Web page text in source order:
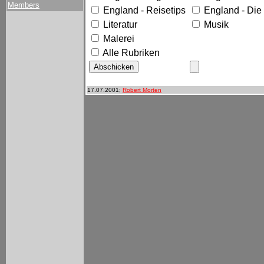
Members
England - Reisetips
England -
Literatur
Musik
Malerei
Alle Rubriken
17.07.2001; Robert Morten